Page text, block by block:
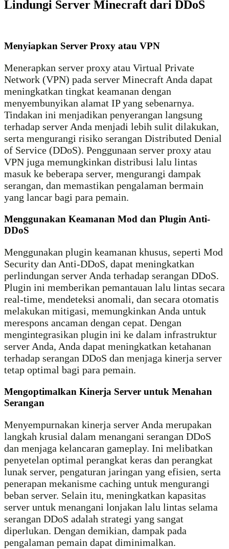
Lindungi Server Minecraft dari DDoS
Menyiapkan Server Proxy atau VPN
Menerapkan server proxy atau Virtual Private
Network (VPN) pada server Minecraft Anda dapat
meningkatkan tingkat keamanan dengan
menyembunyikan alamat IP yang sebenarnya.
Tindakan ini menjadikan penyerangan langsung
terhadap server Anda menjadi lebih sulit dilakukan,
serta mengurangi risiko serangan Distributed Denial
of Service (DDoS). Penggunaan server proxy atau
VPN juga memungkinkan distribusi lalu lintas
masuk ke beberapa server, mengurangi dampak
serangan, dan memastikan pengalaman bermain
yang lancar bagi para pemain.
Menggunakan Keamanan Mod dan Plugin Anti-
DDoS
Menggunakan plugin keamanan khusus, seperti Mod
Security dan Anti-DDoS, dapat meningkatkan
perlindungan server Anda terhadap serangan DDoS.
Plugin ini memberikan pemantauan lalu lintas secara
real-time, mendeteksi anomali, dan secara otomatis
melakukan mitigasi, memungkinkan Anda untuk
merespons ancaman dengan cepat. Dengan
mengintegrasikan plugin ini ke dalam infrastruktur
server Anda, Anda dapat meningkatkan ketahanan
terhadap serangan DDoS dan menjaga kinerja server
tetap optimal bagi para pemain.
Mengoptimalkan Kinerja Server untuk Menahan
Serangan
Menyempurnakan kinerja server Anda merupakan
langkah krusial dalam menangani serangan DDoS
dan menjaga kelancaran gameplay. Ini melibatkan
penyetelan optimal perangkat keras dan perangkat
lunak server, pengaturan jaringan yang efisien, serta
penerapan mekanisme caching untuk mengurangi
beban server. Selain itu, meningkatkan kapasitas
server untuk menangani lonjakan lalu lintas selama
serangan DDoS adalah strategi yang sangat
diperlukan. Dengan demikian, dampak pada
pengalaman pemain dapat diminimalkan.